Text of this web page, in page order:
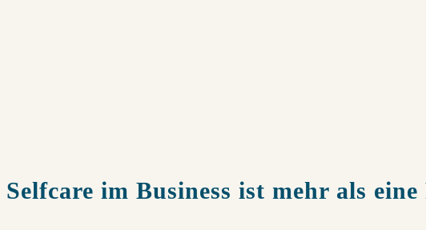
Selfcare im Business ist mehr als eine